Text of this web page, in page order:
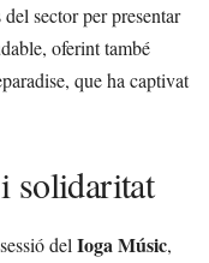
sector per presentar
oferint també
que ha captivat
solidaritat
del Ioga Músic,